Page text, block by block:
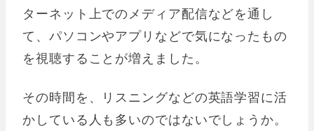
ターネット上でのメディア配信などを通し
て、パソコンやアプリなどで気になったもの
を視聴することが増えました。
その時間を、リスニングなどの英語学習に活
かしている人も多いのではないでしょうか。